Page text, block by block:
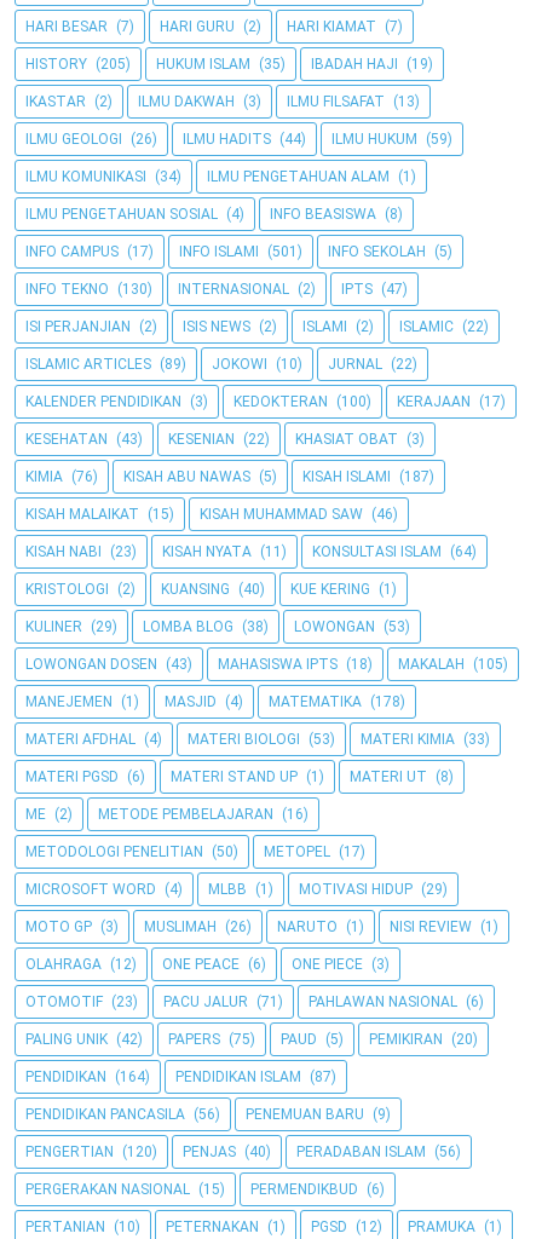
HARI BESAR (7) HARI GURU (2) HARI KIAMAT (7)
HISTORY (205) HUKUM ISLAM (35) IBADAH HAJI (19)
IKASTAR (2) ILMU DAKWAH (3) ILMU FILSAFAT (13)
ILMU GEOLOGI (26) ILMU HADITS (44) ILMU HUKUM (59)
ILMU KOMUNIKASI (34) ILMU PENGETAHUAN ALAM (1)
ILMU PENGETAHUAN SOSIAL (4) INFO BEASISWA (8)
INFO CAMPUS (17) INFO ISLAMI (501) INFO SEKOLAH (5)
INFO TEKNO (130) INTERNASIONAL (2) IPTS (47)
ISI PERJANJIAN (2) ISIS NEWS (2) ISLAMI (2) ISLAMIC (22)
ISLAMIC ARTICLES (89) JOKOWI (10) JURNAL (22)
KALENDER PENDIDIKAN (3) KEDOKTERAN (100) KERAJAAN (17)
KESEHATAN (43) KESENIAN (22) KHASIAT OBAT (3)
KIMIA (76) KISAH ABU NAWAS (5) KISAH ISLAMI (187)
KISAH MALAIKAT (15) KISAH MUHAMMAD SAW (46)
KISAH NABI (23) KISAH NYATA (11) KONSULTASI ISLAM (64)
KRISTOLOGI (2) KUANSING (40) KUE KERING (1)
KULINER (29) LOMBA BLOG (38) LOWONGAN (53)
LOWONGAN DOSEN (43) MAHASISWA IPTS (18) MAKALAH (105)
MANEJEMEN (1) MASJID (4) MATEMATIKA (178)
MATERI AFDHAL (4) MATERI BIOLOGI (53) MATERI KIMIA (33)
MATERI PGSD (6) MATERI STAND UP (1) MATERI UT (8)
ME (2) METODE PEMBELAJARAN (16)
METODOLOGI PENELITIAN (50) METOPEL (17)
MICROSOFT WORD (4) MLBB (1) MOTIVASI HIDUP (29)
MOTO GP (3) MUSLIMAH (26) NARUTO (1) NISI REVIEW (1)
OLAHRAGA (12) ONE PEACE (6) ONE PIECE (3)
OTOMOTIF (23) PACU JALUR (71) PAHLAWAN NASIONAL (6)
PALING UNIK (42) PAPERS (75) PAUD (5) PEMIKIRAN (20)
PENDIDIKAN (164) PENDIDIKAN ISLAM (87)
PENDIDIKAN PANCASILA (56) PENEMUAN BARU (9)
PENGERTIAN (120) PENJAS (40) PERADABAN ISLAM (56)
PERGERAKAN NASIONAL (15) PERMENDIKBUD (6)
PERTANIAN (10) PETERNAKAN (1) PGSD (12) PRAMUKA (1)